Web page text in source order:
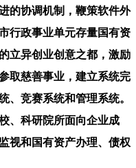
的协调机制，鞭策软件外
行政事业单元存量国有资
立异创业创意之都，激励
取慈善事业，建立系统完
、竞赛系统和管理系统。
、科研院所面向企业成
视和国有资产办理、债权